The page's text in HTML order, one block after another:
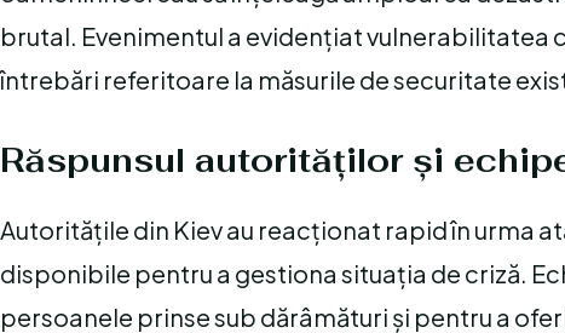
brutal. Evenimentul a evidențiat vulnerabilitatea
întrebări referitoare la măsurile de securitate
Răspunsul autorităților și
Autoritățile din Kiev au reacționat rapid în urma
disponibile pentru a gestiona situația de criză.
persoanele prinse sub dărâmături și pentru a